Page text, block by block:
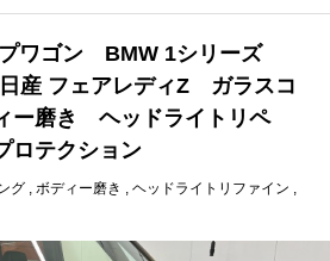
プワゴン BMW 1シリーズ
産 フェアレディZ ガラスコ
ー磨き ヘッドライトリペ
ロテクション
グ ボディー磨き
ヘッドライトリファイン